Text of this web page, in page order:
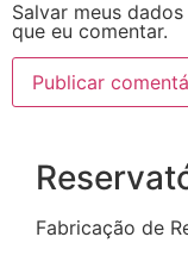
Salvar meus
que eu comentar.
Fabricação de